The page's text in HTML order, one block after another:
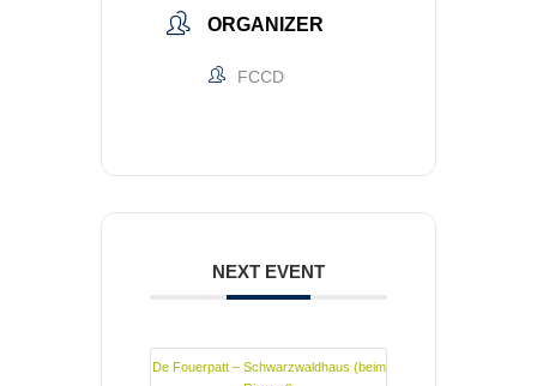
ORGANIZER
FCCD
NEXT EVENT
De Fouerpatt – Schwarzwaldhaus (beim